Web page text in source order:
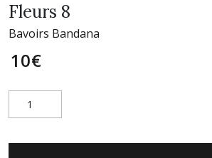
Fleurs 8
Bavoirs Bandana
10€